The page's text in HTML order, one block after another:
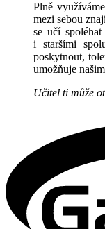
Plně
mezi sebou
se učí
i staršími
poskytnout,
umožňuje
Učitel ti může